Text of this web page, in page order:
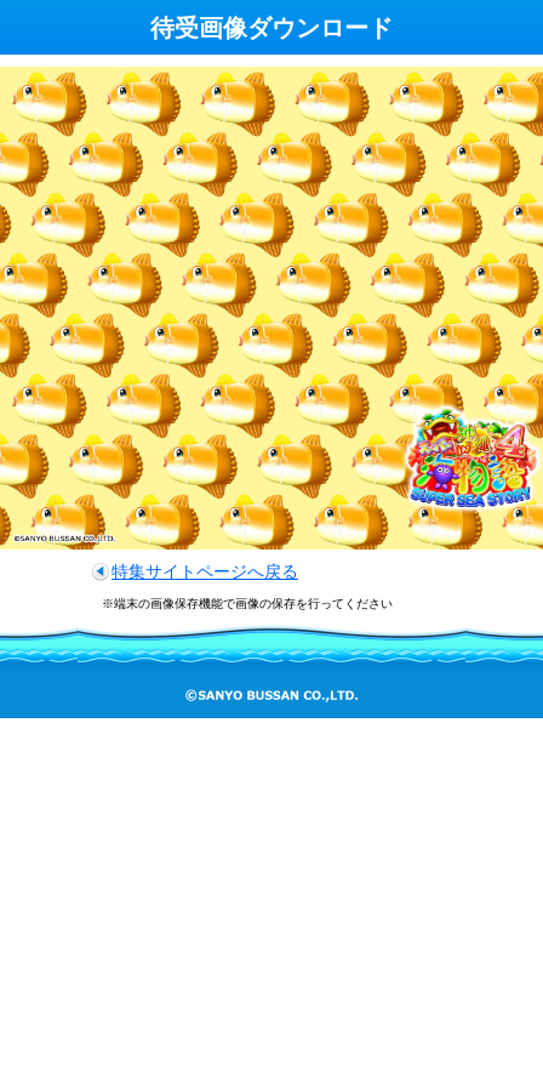
待受画像ダウンロード
特集サイトページへ戻る
※端末の画像保存機能で画像の保存を行ってください